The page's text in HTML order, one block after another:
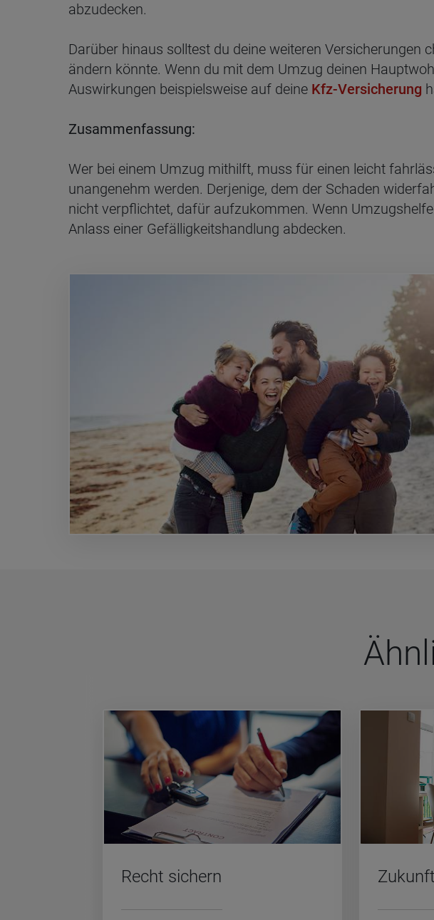
abzudecken.
Darüber hinaus solltest du deine weiteren Versicherungen
ändern könnte. Wenn du mit dem Umzug deinen
Auswirkungen beispielsweise auf deine Kfz-Versicherung
Zusammenfassung:
Wer bei einem Umzug mithilft, muss für einen leicht
unangenehm werden. Derjenige, dem der Schaden
nicht verpflichtet, dafür aufzukommen. Wenn
Anlass einer Gefälligkeitshandlung abdecken.
Recht si­chern